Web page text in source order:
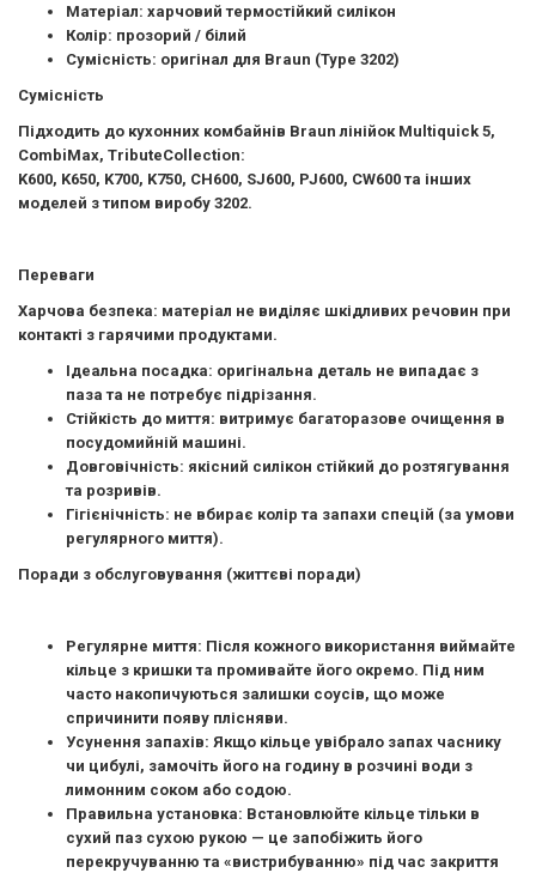
Матеріал: харчовий термостійкий силікон
Колір: прозорий / білий
Сумісність: оригінал для Braun (Type 3202)
Сумісність
Підходить до кухонних комбайнів Braun лінійок Multiquick 5,
CombiMax, TributeCollection:
K600, K650, K700, K750, CH600, SJ600, PJ600, CW600 та інших
моделей з типом виробу 3202.
Переваги
Харчова безпека: матеріал не виділяє шкідливих речовин при
контакті з гарячими продуктами.
Ідеальна посадка: оригінальна деталь не випадає з
паза та не потребує підрізання.
Стійкість до миття: витримує багаторазове очищення в
посудомийній машині.
Довговічність: якісний силікон стійкий до розтягування
та розривів.
Гігієнічність: не вбирає колір та запахи спецій (за умови
регулярного миття).
Поради з обслуговування (життєві поради)
Регулярне миття: Після кожного використання виймайте
кільце з кришки та промивайте його окремо. Під ним
часто накопичуються залишки соусів, що може
спричинити появу плісняви.
Усунення запахів: Якщо кільце увібрало запах часнику
чи цибулі, замочіть його на годину в розчині води з
лимонним соком або содою.
Правильна установка: Встановлюйте кільце тільки в
сухий паз сухою рукою — це запобіжить його
перекручуванню та «вистрибуванню» під час закриття